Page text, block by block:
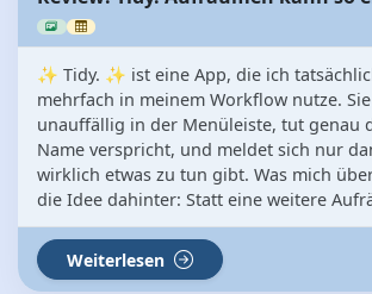
✨ Tidy. ✨ ist eine App, die ich
mehrfach in meinem Workflow nutze.
unauffällig in der Menüleiste, tut genau
Name verspricht, und meldet sich nur
wirklich etwas zu tun gibt. Was mich
die Idee dahinter: Statt eine weitere
Weiterlesen